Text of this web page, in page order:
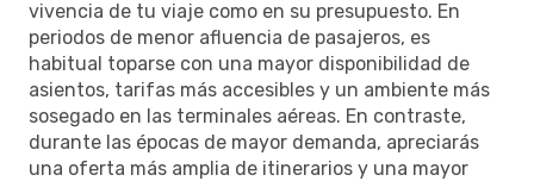
vivencia de tu viaje como en su presupuesto. En
periodos de menor afluencia de pasajeros, es
habitual toparse con una mayor disponibilidad de
asientos, tarifas más accesibles y un ambiente más
sosegado en las terminales aéreas. En contraste,
durante las épocas de mayor demanda, apreciarás
una oferta más amplia de itinerarios y una mayor